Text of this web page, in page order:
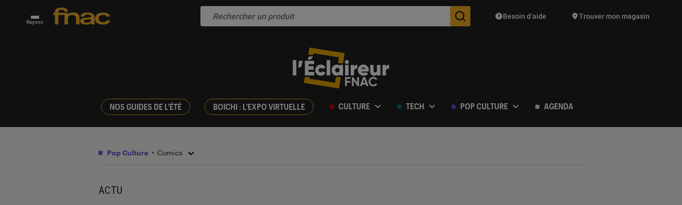
Rayons Des suggestions de produits vont vous être proposées
Besoin d’aide Trouver mon magasin
NOS GUIDES DE L'ÉTÉ BOICHI : L'EXPO VIRTUELLE CULTURE TECH POP CULTURE AGENDA
Pop Culture Comics
ACTU